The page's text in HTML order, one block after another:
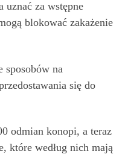
za wstępne
blokować zakażenie
sposobów na
się do
odmian konopi, a teraz
które według nich mają